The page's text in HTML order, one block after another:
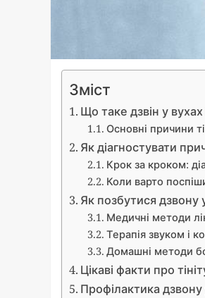
Зміст
Що таке дзвін у
Основні причини
Як діагностувати
Крок за кроком:
Коли варто
Як позбутися дзвону
Медичні методи
Терапія звуком і
Домашні методи
Цікаві факти про
Профілактика дзвону